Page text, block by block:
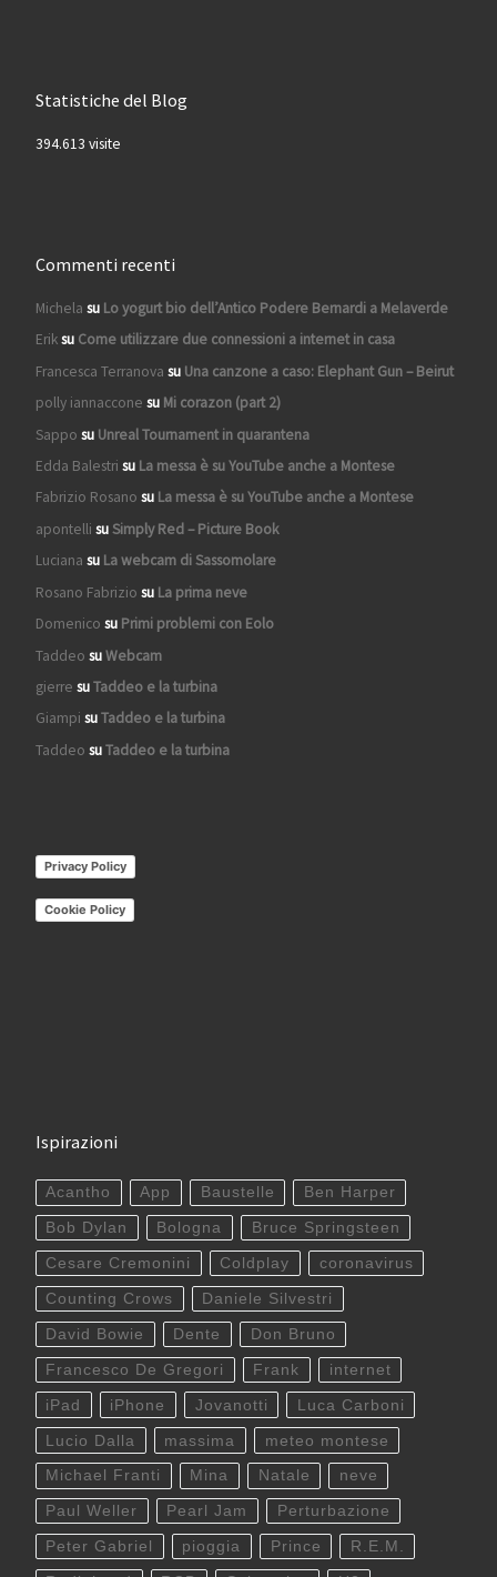
Statistiche del Blog
394.613 visite
Commenti recenti
Michela su Lo yogurt bio dell’Antico Podere Bernardi a Melaverde
Eriksu Come utilizzare due connessioni a internet in casa
Francesca Terranova su Una canzone a caso: Elephant Gun – Beirut
polly iannaccone su Mi corazon (part 2)
Sappo su Unreal Tournament in quarantena
Edda Balestri su La messa è su YouTube anche a Montese
Fabrizio Rosano su La messa è su YouTube anche a Montese
apontelli suSimply Red – Picture Book
Luciana su La webcam di Sassomolare
Rosano Fabrizio su La prima neve
Domenico su Primi problemi con Eolo
Taddeo suWebcam
gierre suTaddeo e la turbina
Giampi suTaddeo e la turbina
Taddeo suTaddeo e la turbina
Privacy Policy
Cookie Policy
Ispirazioni
Acantho App Baustelle Ben Harper
Bob Dylan Bologna Bruce Springsteen
Cesare Cremonini Coldplay coronavirus
Counting Crows Daniele Silvestri
David Bowie Dente Don Bruno
Francesco De Gregori Frank internet
iPad iPhone Jovanotti Luca Carboni
Lucio Dalla massima meteo montese
Michael Franti Mina Natale neve
Paul Weller Pearl Jam Perturbazione
Peter Gabriel pioggia Prince R.E.M.